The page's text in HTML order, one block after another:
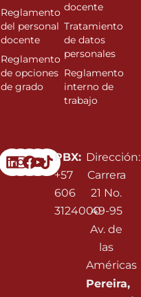
Linkedin
Instagram
Facebook
Youtube
PBX:
+57
606
3124000
Dirección:
Carrera
21 No.
49-95
Av. de
las
Américas
Pereira,
Reglamento
del personal
docente
Reglamento
de opciones
de grado
docente
Tratamiento
de datos
personales
Reglamento
interno de
trabajo